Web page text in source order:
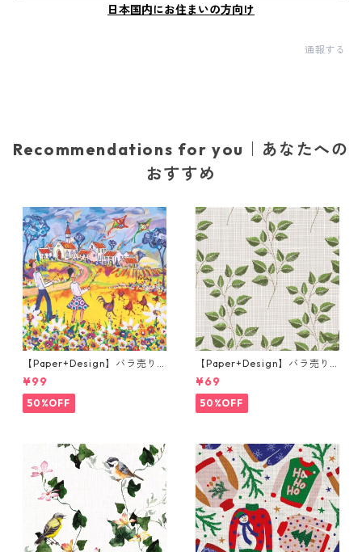
日本国内にお住まいの方向け
通報する
Recommendations for you｜あなたへの
おすすめ
【Paper+Design】バラ売り2
枚 ランチサイズ ペーパーナプ
キン Portchie Art Boy and Gi
rl flying Kites イエロー
¥99
50%OFF
【Paper+Design】バラ売り2
枚 ランチサイズ ペーパーナプ
キン Fall embroidery ベージ
ュ
¥69
50%OFF